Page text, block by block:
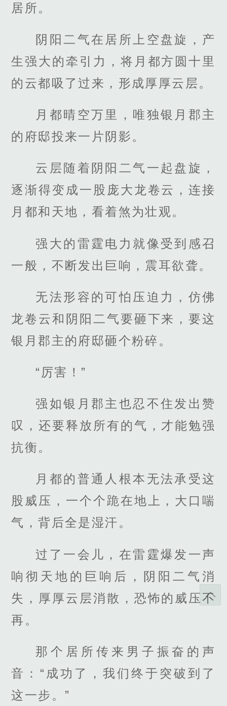
居所。
阴阳二气在居所上空盘旋，产
生强大的牵引力，将月都方圆十里
的云都吸了过来，形成厚厚云层。
月都晴空万里，唯独银月郡主
的府邸投来一片阴影。
云层随着阴阳二气一起盘旋，
逐渐得变成一股庞大龙卷云，连接
月都和天地，看着煞为壮观。
强大的雷霆电力就像受到感召
一般，不断发出巨响，震耳欲聋。
无法形容的可怕压迫力，仿佛
龙卷云和阴阳二气要砸下来，要这
银月郡主的府邸砸个粉碎。
“厉害！”
强如银月郡主也忍不住发出赞
叹，还要释放所有的气，才能勉强
抗衡。
月都的普通人根本无法承受这
股威压，一个个跪在地上，大口喘
气，背后全是湿汗。
过了一会儿，在雷霆爆发一声
响彻天地的巨响后，阴阳二气消
失，厚厚云层消散，恐怖的威压不
再。
那个居所传来男子振奋的声
音：“成功了，我们终于突破到了
这一步。”